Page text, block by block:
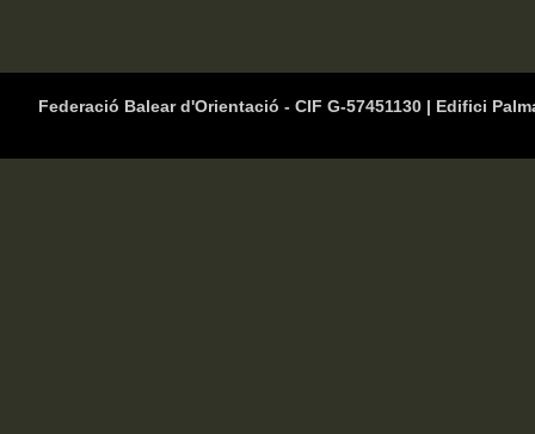
Federació Balear d'Orientació - CIF G-57451130 | Edifici